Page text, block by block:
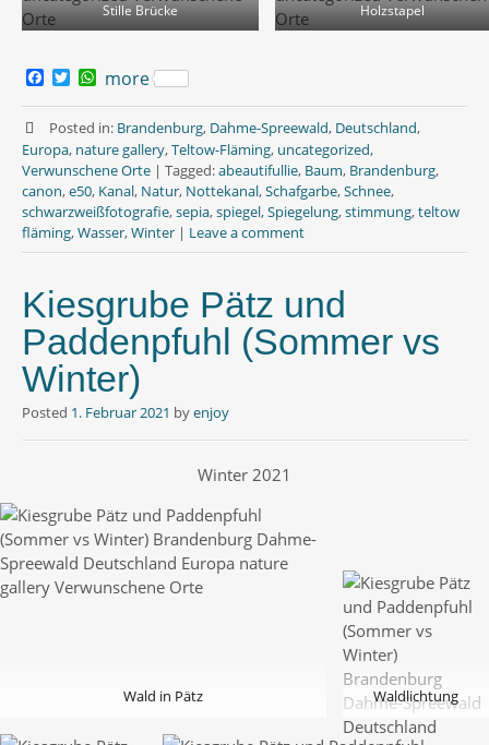
Stille Brücke Holzstapel
a
c
e
b
o
o
k
T
w
i
t
t
e
r
W
a
t
s
A
p
p
more
Posted in: Brandenburg, Dahme-Spreewald, Deutschland,
Europa, nature gallery,Teltow-Fläming, uncategorized,
Verwunschene Orte | Tagged:abeautifullie, Baum, Brandenburg,
canon,e50, Kanal, Natur, Nottekanal,Schafgarbe,Schnee,
schwarzweißfotografie,sepia,spiegel,Spiegelung,stimmung,teltow
fläming,Wasser,Winter | Leave a comment
Kiesgrube Pätz und
Paddenpfuhl (Sommer vs
Winter)
Posted 1. Februar 2021 byenjoy
Winter 2021
Wald in Pätz Waldlichtung